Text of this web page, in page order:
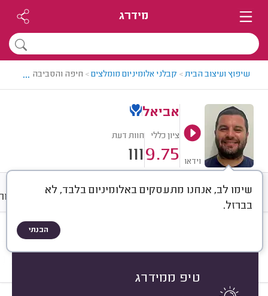
מידרג
שיפוץ ועיצוב הבית> קבלני אלומיניום מומלצים> חיפה והסביבה > קבלן
...
וידאו
אביאל
ציון כללי
9.75
חוות דעת
111
שימו לב, אנחנו מתעסקים באלומיניום בלבד, לא
בברזל.
הבנתי
טיפ ממידרג
חוות דעת ממוצע גלריה